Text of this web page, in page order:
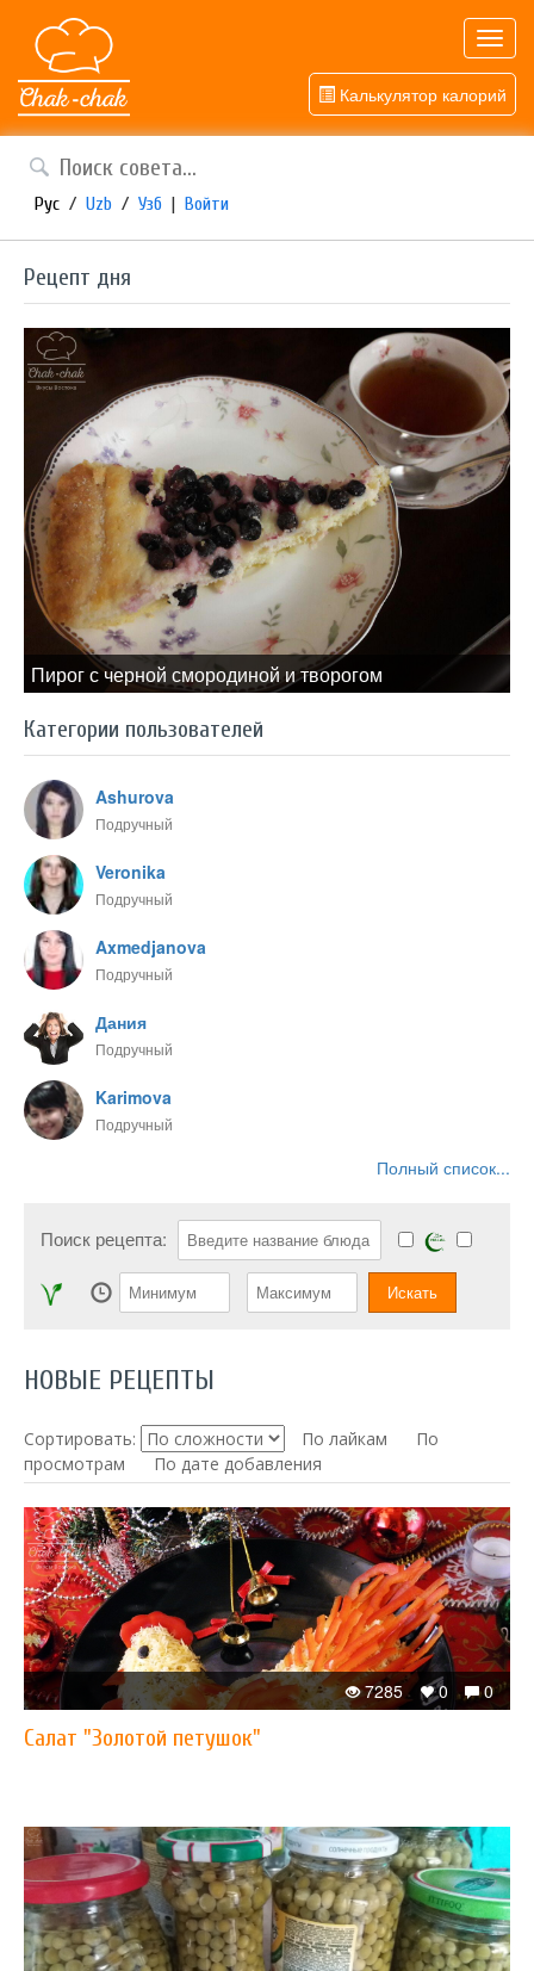
Калькулятор калорий
Рус / Uzb / Узб | Войти
Рецепт дня
Пирог с черной смородиной и творогом
Категории пользователей
Ashurova
Подручный
Veronika
Подручный
Axmedjanova
Подручный
Дания
Подручный
Karimova
Подручный
Полный список...
Поиск рецепта:
НОВЫЕ РЕЦЕПТЫ
Сортировать: По лайкам
По
просмотрам
По дате добавления
0
0
7285
Салат "Золотой петушок"